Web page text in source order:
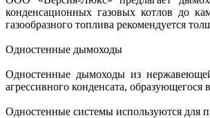
конденсационных газовых котлов до
газообразного топлива рекомендуется
Одностенные дымоходы
Одностенные дымоходы из
агрессивного конденсата,
Одностенные системы используются для